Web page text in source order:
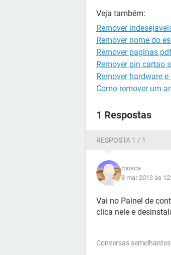
Veja também:
Remover
Remover nome do
Remover paginas
Remover pin cartao
Remover hardware
Como remover um
1 Respostas
RESPOSTA 1 / 1
mosca
8 mar 2013 às
Vai no Painel de
clica nele e
Conversas semelhantes